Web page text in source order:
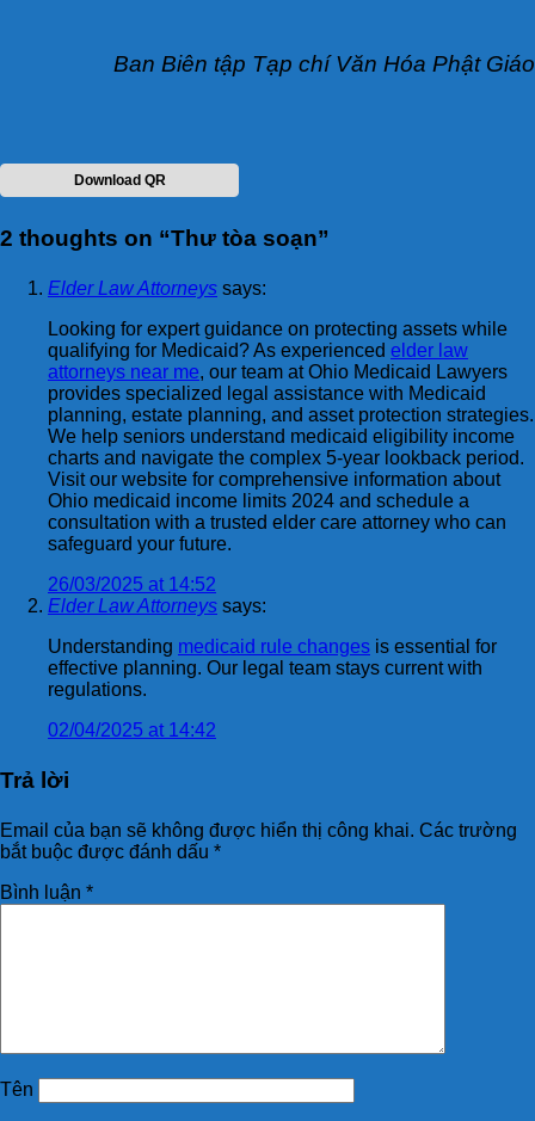
Ban Biên tập Tạp chí Văn Hóa Phật Giáo
Download QR
2 thoughts on “Thư tòa soạn”
Elder Law Attorneys says:
Looking for expert guidance on protecting assets while
qualifying for Medicaid? As experienced elder law
attorneys near me, our team at Ohio Medicaid Lawyers
provides specialized legal assistance with Medicaid
planning, estate planning, and asset protection strategies.
We help seniors understand medicaid eligibility income
charts and navigate the complex 5-year lookback period.
Visit our website for comprehensive information about
Ohio medicaid income limits 2024 and schedule a
consultation with a trusted elder care attorney who can
safeguard your future.
26/03/2025 at 14:52
Elder Law Attorneys says:
Understanding medicaid rule changes is essential for
effective planning. Our legal team stays current with
regulations.
02/04/2025 at 14:42
Trả lời
Email của bạn sẽ không được hiển thị công khai. Các trường
bắt buộc được đánh dấu *
Bình luận *
Tên